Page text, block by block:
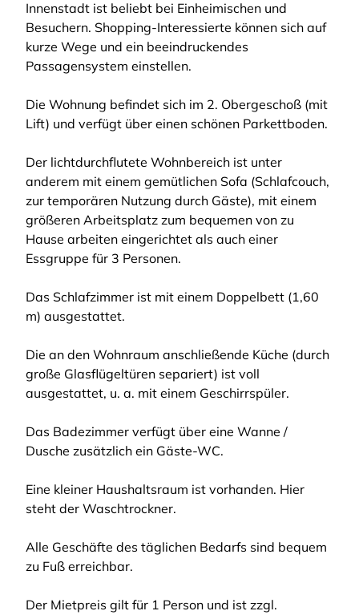
Innenstadt ist beliebt bei Einheimischen und
Besuchern. Shopping-Interessierte können sich auf
kurze Wege und ein beeindruckendes
Passagensystem einstellen.
Die Wohnung befindet sich im 2. Obergeschoß (mit
Lift) und verfügt über einen schönen Parkettboden.
Der lichtdurchflutete Wohnbereich ist unter
anderem mit einem gemütlichen Sofa (Schlafcouch,
zur temporären Nutzung durch Gäste), mit einem
größeren Arbeitsplatz zum bequemen von zu
Hause arbeiten eingerichtet als auch einer
Essgruppe für 3 Personen.
Das Schlafzimmer ist mit einem Doppelbett (1,60
m) ausgestattet.
Die an den Wohnraum anschließende Küche (durch
große Glasflügeltüren separiert) ist voll
ausgestattet, u. a. mit einem Geschirrspüler.
Das Badezimmer verfügt über eine Wanne /
Dusche zusätzlich ein Gäste-WC.
Eine kleiner Haushaltsraum ist vorhanden. Hier
steht der Waschtrockner.
Alle Geschäfte des täglichen Bedarfs sind bequem
zu Fuß erreichbar.
Der Mietpreis gilt für 1 Person und ist zzgl.